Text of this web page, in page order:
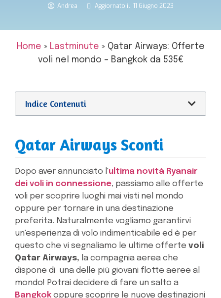
Andrea Aggiornato il: 11 Giugno 2023
Home » Lastminute » Qatar Airways: Offerte
voli nel mondo – Bangkok da 535€
Indice Contenuti
Qatar Airways Sconti
Dopo aver annunciato l'ultima novità Ryanair
dei voli in connessione, passiamo alle offerte
voli per scoprire luoghi mai visti nel mondo
oppure per tornare in una destinazione
preferita. Naturalmente vogliamo garantirvi
un'esperienza di volo indimenticabile ed è per
questo che vi segnaliamo le ultime offerte voli
Qatar Airways, la compagnia aerea che
dispone di una delle più giovani flotte aeree al
mondo! Potrai decidere di fare un salto a
Bangkok oppure scoprire le nuove destinazioni